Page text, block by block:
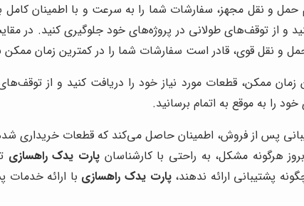
و نقل مجهز، سفارشات شما را به سرعت و با اطمینان
و از توقف‌های طولانی در پروژه‌های خود جلوگیری کنید.
و نقل قوی، قادر است سفارشات شما را در کمترین زمان
ممکن، قطعات مورد نیاز خود را دریافت کنید و از
را به موقع به اتمام برسانید.
پس از فروش، اطمینان حاصل می‌کند که قطعات خریداری
هرگونه مشکل، به راحتی با کارشناسانپارت یدک راهسازی
پشتیبانی ارائه ندهند،پارت یدک راهسازی با ارائه